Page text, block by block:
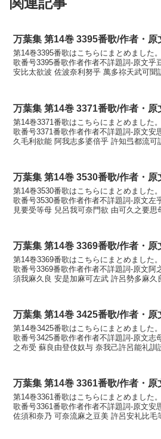
万葉集 第14巻 3395番歌/作者・原
第14巻3395番歌はこちらにまとめました
歌番号3395番歌作者作者不詳題詞-原文乎
安比太欲波 佐波奈利努乎 萬多祢天武可聞
万葉集 第14巻 3371番歌/作者・原
第14巻3371番歌はこちらにまとめました
歌番号3371番歌作者作者不詳題詞-原文安
久毛利欲能 阿我志多婆倍乎 許知弖都流可
万葉集 第14巻 3530番歌/作者・原
第14巻3530番歌はこちらにまとめました
歌番号3530番歌作者作者不詳題詞-原文左
見要受等母 兒呂我可奈門欲 由可久之要思
万葉集 第14巻 3369番歌/作者・原
第14巻3369番歌はこちらにまとめました
歌番号3369番歌作者作者不詳題詞-原文阿
須我麻久良 安是加麻可左武 許呂勢多麻久
万葉集 第14巻 3425番歌/作者・原
第14巻3425番歌はこちらにまとめました
歌番号3425番歌作者作者不詳題詞-原文志
之布受 蘇良由登伎奴与 奈我己許呂能礼訓
万葉集 第14巻 3361番歌/作者・原
第14巻3361番歌はこちらにまとめました
歌番号3361番歌作者作者不詳題詞-原文安
佐須和奈乃 可奈流麻之豆美 許呂安礼比毛